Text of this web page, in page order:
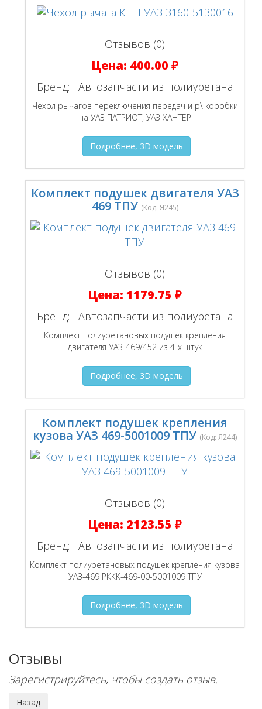
Отзывов (0)
Цена: 400.00 ₽
Бренд: Автозапчасти из полиуретана
Чехол рычагов переключения передач и р\ коробки
на УАЗ ПАТРИОТ, УАЗ ХАНТЕР
Подробнее, 3D модель
Комплект подушек двигателя УАЗ
469 ТПУ (Код: Я245)
Отзывов (0)
Цена:1179.75 ₽
Бренд: Автозапчасти из полиуретана
Комплект полиуретановых подушек крепления
двигателя УАЗ-469/452 из 4-х штук
Подробнее, 3D модель
Комплект подушек крепления
кузова УАЗ 469-5001009 ТПУ (Код:Я244)
Отзывов (0)
Цена: 2123.55 ₽
Бренд: Автозапчасти из полиуретана
Комплект полиуретановых подушек крепления кузова
УАЗ-469 РККК-469-00-5001009 ТПУ
Подробнее, 3D модель
Отзывы
Зарегистрируйтесь, чтобы создать отзыв.